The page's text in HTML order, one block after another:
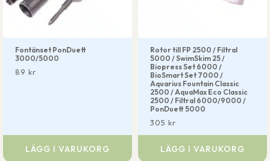
Fontänset PonDuett
3000/5000
89 kr
LÄGG I VARUKORG
Rotor till FP 2500 / Filtral
5000 / SwimSkim 25 /
Biopress Set 6000 /
BioSmart Set 7000 /
Aquarius Fountain Classic
2500 / AquaMax Eco Classic
2500 / Filtral 6000/9000 /
PonDuett 5000
305 kr
LÄGG I VARUKORG